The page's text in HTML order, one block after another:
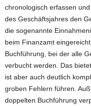
chronologisch erfassen
des Geschäftsjahres den
die sogenannte
beim Finanzamt
Buchführung, bei der alle
verbucht werden. Das
ist aber auch deutlich
groben Fehlern führen.
doppelten Buchführung